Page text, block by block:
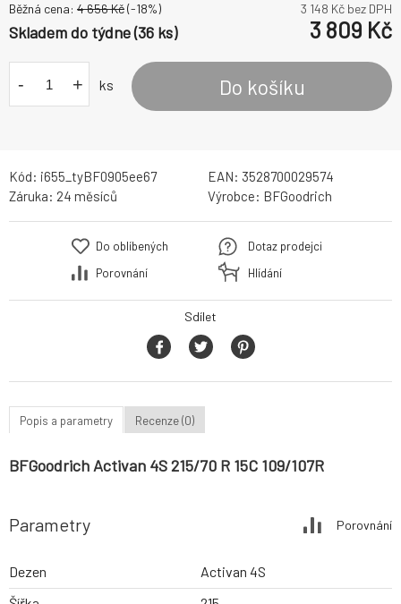
Běžná cena: 4 656Kč(-18%) 3 148 Kč bez DPH
Skladem do týdne (36 ks) 3 809 Kč
- + ks Do košíku
Kód: i655_tyBF0905ee67 EAN: 3528700029574
Záruka: 24 měsíců Výrobce: BFGoodrich
Do oblíbených
Porovnání
Dotaz prodejci
Hlídání
Sdílet
Popis a parametry Recenze (0)
BFGoodrich Activan 4S 215/70 R 15C 109/107R
Parametry Porovnání
Dezen
Activan 4S